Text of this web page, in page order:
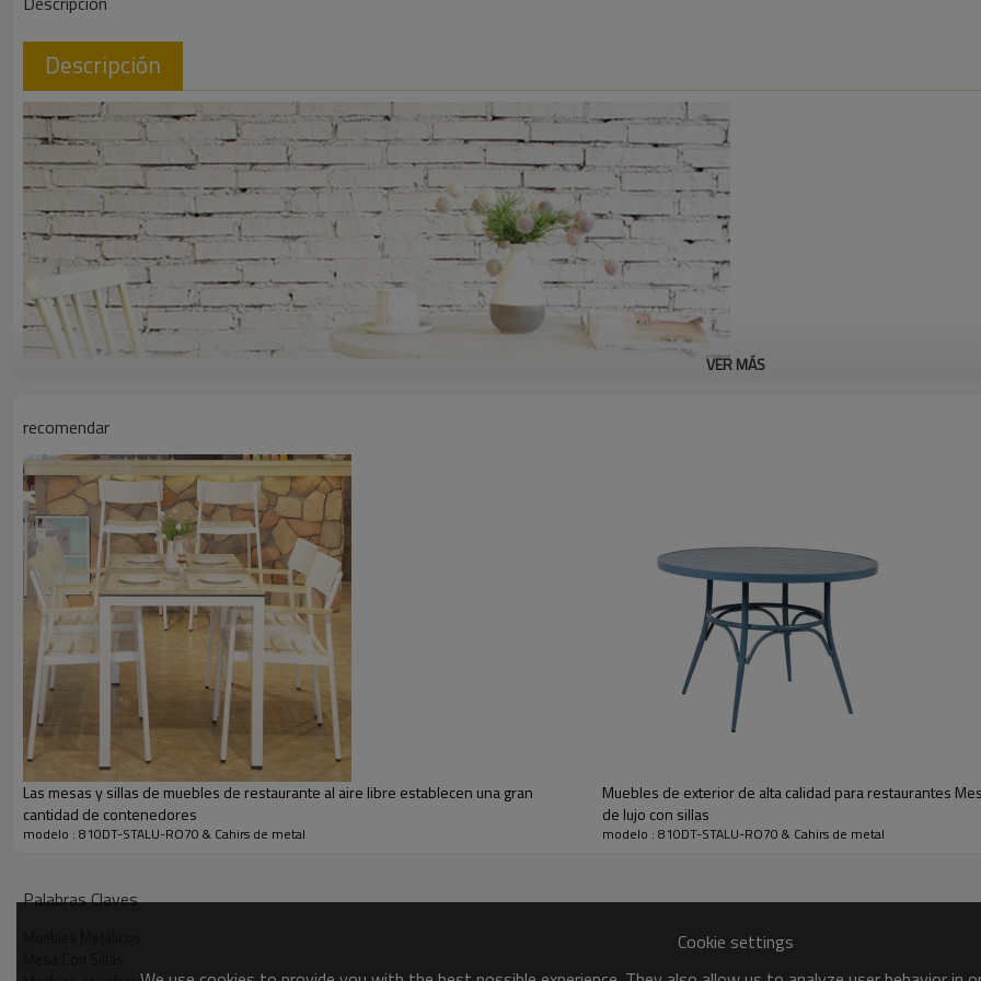
Descripción
Juego de mesa y silla
cantidad de carga. Esta es la
Vídeo de conjunto de muebles
VER MÁS
recomendar
Las mesas y sillas de muebles de restaurante al aire libre establecen una gran
cantidad de contenedores
modelo : 810DT-STALU-RO70 & Cahirs de metal
Muebles de exterior de alta calidad para restaurantes
de lujo con sillas
modelo : 810DT-STALU-RO70 & Cahirs de metal
Palabras Claves
Cookie settings